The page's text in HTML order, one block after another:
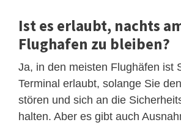
Ist es erlaubt, nachts
Flughafen zu bleiben?
Ja, in den meisten Flughäfen ist
Terminal erlaubt, solange Sie
stören und sich an die
halten. Aber es gibt auch